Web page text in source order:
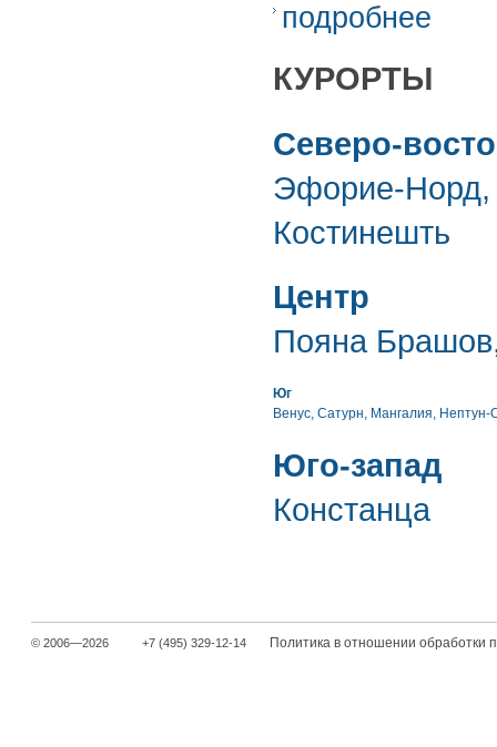
подробнее
КУРОРТЫ
Северо-
Эфорие-
Костинешть
Центр
Пояна Брашов
Юг
Венус, Сатурн, Мангалия, Нептун-
Юго-запад
Констанца
© 2006—2026 +7 (495) 329-12-14 Политика в отношении обработки